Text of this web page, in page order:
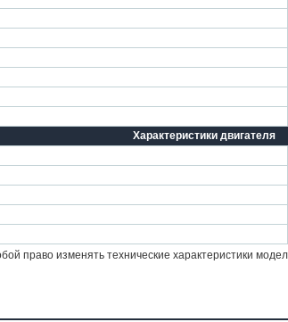
Характеристики двигателя
право изменять технические характеристики